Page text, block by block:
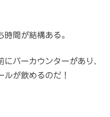
間が結構ある。
バーカウンターがあり、
が飲めるのだ！